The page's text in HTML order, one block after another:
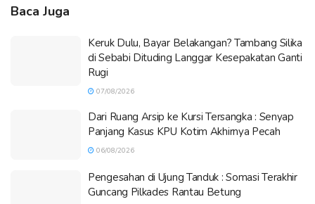
Baca Juga
Keruk Dulu, Bayar Belakangan? Tambang Silika
di Sebabi Dituding Langgar Kesepakatan Ganti
Rugi
07/08/2026
Dari Ruang Arsip ke Kursi Tersangka : Senyap
Panjang Kasus KPU Kotim Akhirnya Pecah
06/08/2026
Pengesahan di Ujung Tanduk : Somasi Terakhir
Guncang Pilkades Rantau Betung